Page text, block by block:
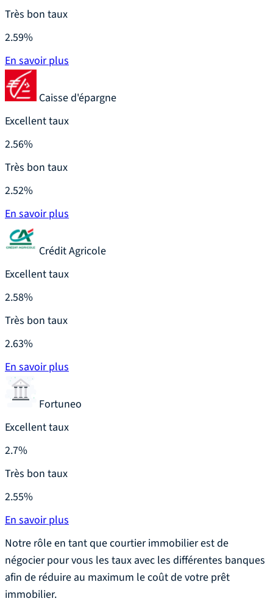
Très bon taux
2.59%
En savoir plus
Caisse d'épargne
Excellent taux
2.56%
Très bon taux
2.52%
En savoir plus
Crédit Agricole
Excellent taux
2.58%
Très bon taux
2.63%
En savoir plus
Fortuneo
Excellent taux
2.7%
Très bon taux
2.55%
En savoir plus
Notre rôle en tant que courtier immobilier est de
négocier pour vous les taux avec les différentes banques
afin de réduire au maximum le coût de votre prêt
immobilier.